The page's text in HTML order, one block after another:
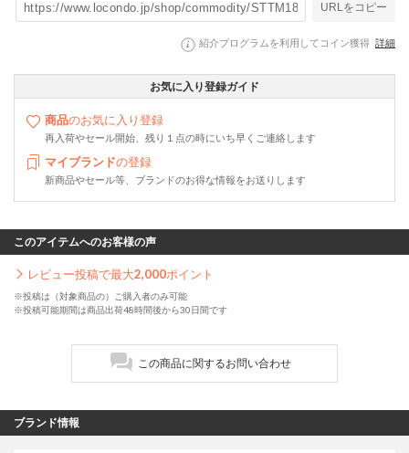
URLをコピー
紹介プログラムを利用してコイン獲得 詳細
お気に入り登録ガイド
商品のお気に入り登録
再入荷やセール開始、残り１点の時にいち早くご連絡します
マイブランドの登録
新商品やセール等、ブランドのお得な情報をお送りします
このアイテムへのお客様の声
レビュー投稿で最大2,000ポイント
※投稿は（対象商品の）ご購入者のみ可能
※投稿可能期間は商品出荷48時間後から30日間です
この商品に関するお問い合わせ
ブランド情報